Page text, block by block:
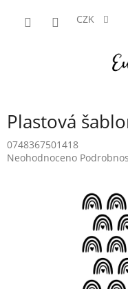
CZK
Plastová
0748367501418
Průměrné
Neohodnoceno